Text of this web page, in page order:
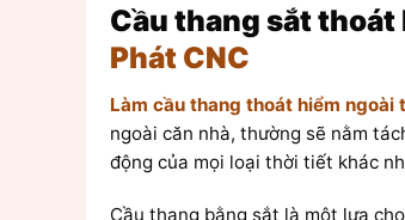
Cầu thang sắt
Phát CNC
Làm cầu thang thoát hiểm ngoài
ngoài căn nhà, thường sẽ nằm
động của mọi loại thời tiết khác
Cầu thang bằng sắt là một lựa